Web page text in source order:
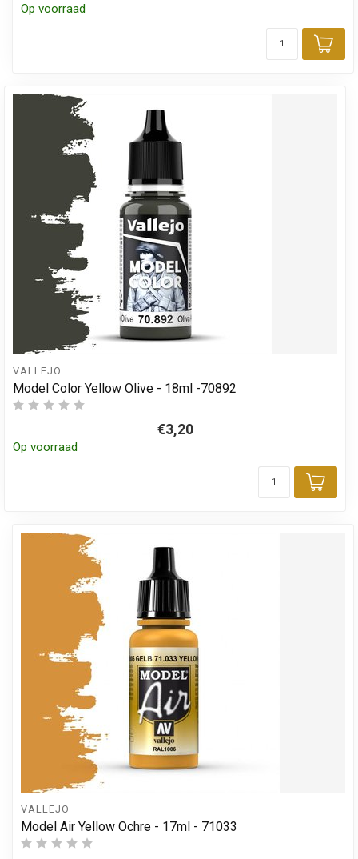
Op voorraad
VALLEJO
Model Color Yellow Olive - 18ml -70892
€3,20
Op voorraad
VALLEJO
Model Air Yellow Ochre - 17ml - 71033